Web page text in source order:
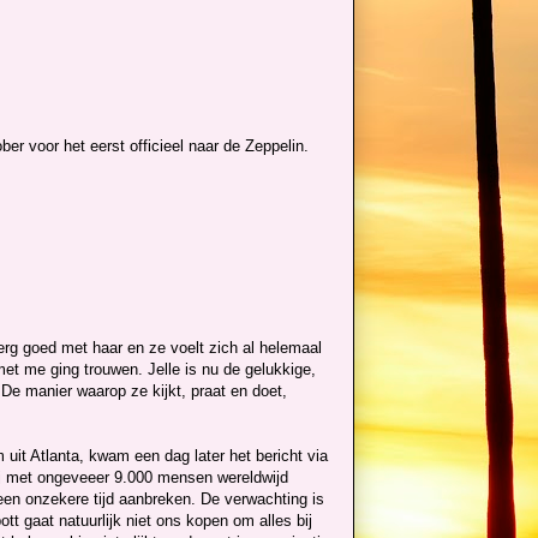
voor het eerst officieel naar de Zeppelin.
goed met haar en ze voelt zich al helemaal
me ging trouwen. Jelle is nu de gelukkige,
manier waarop ze kijkt, praat en doet,
uit Atlanta, kwam een dag later het bericht via
ongeveeer 9.000 mensen wereldwijd
onzekere tijd aanbreken. De verwachting is
gaat natuurlijk niet ons kopen om alles bij